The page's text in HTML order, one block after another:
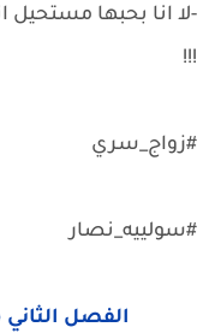
-لا انا بحبها مستحيل
!!!
#زواج_سري
#سولييه_نصار
الفصل